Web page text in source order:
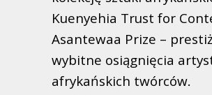
Kuenyehia Trust for
Asantewaa Prize –
wybitne osiągnięcia
afrykańskich twórców.